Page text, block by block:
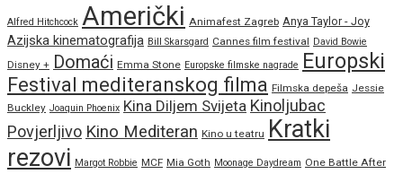
Alfred Hitchcock Američki Animafest Zagreb Anya Taylor - Joy
Azijska kinematografija Bill Skarsgard Cannes film festival David Bowie
Disney + Domaći Emma Stone Europske filmske nagrade Europski
Festival mediteranskog filma Filmska depeša Jessie
Buckley Joaquin Phoenix Kina Diljem Svijeta Kinoljubac
Povjerljivo Kino Mediteran Kino u teatru
Kratki
rezovi Margot Robbie MCF Mia Goth Moonage Daydream One Battle After